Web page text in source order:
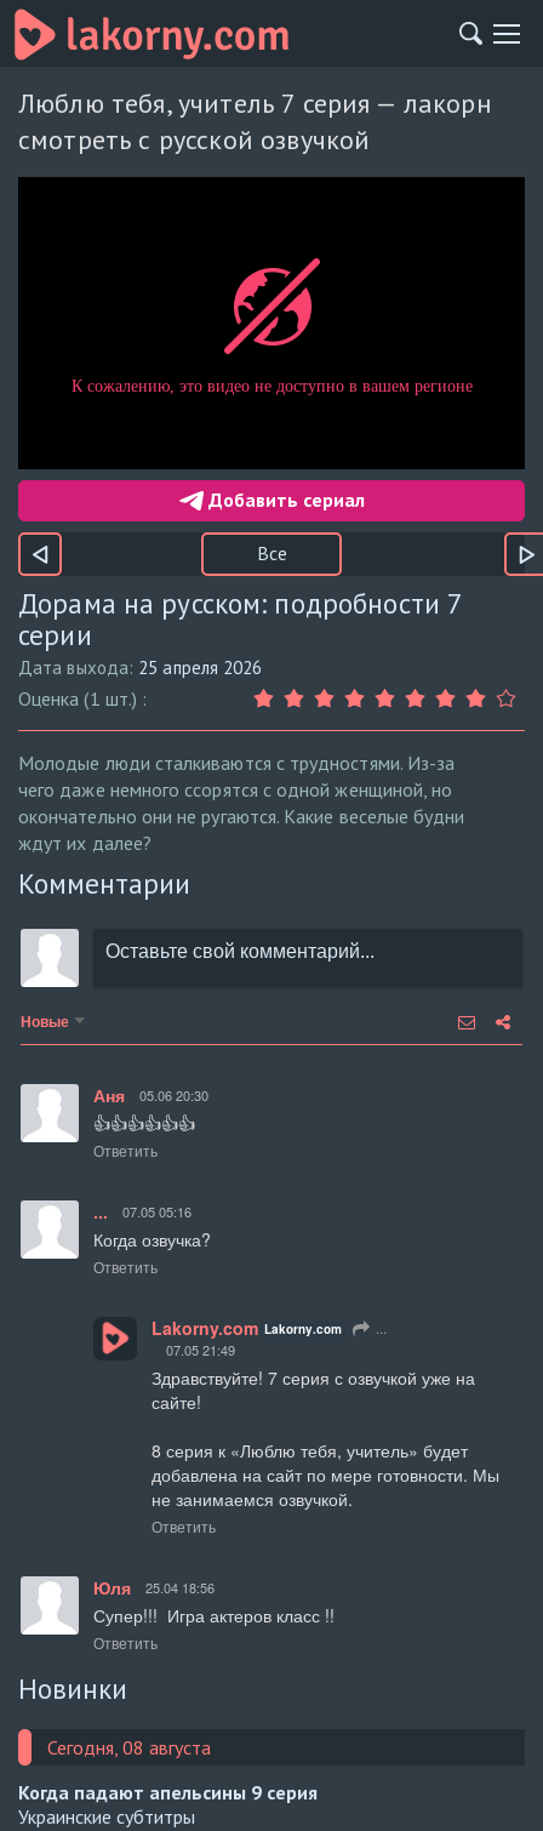
Люблю тебя, учитель 7 серия — лакорн
смотреть с русской озвучкой
Добавить сериал
Все
Дорама на русском: подробности 7
серии
Дата выхода: 25 апреля 2026
Оценка (1 шт.) :
Молодые люди сталкиваются с трудностями. Из-за
чего даже немного ссорятся с одной женщиной, но
окончательно они не ругаются. Какие веселые будни
ждут их далее?
Комментарии
Новые
Аня 05.06 20:30
👍👍👍👍👍👍
Ответить
... 07.05 05:16
Когда озвучка?
Ответить
Lakorny.com Lakorny.com
07.05 21:49
Здравствуйте! 7 серия с озвучкой уже на
сайте!
8 серия к «Люблю тебя, учитель» будет
добавлена на сайт по мере готовности. Мы
не занимаемся озвучкой.
Ответить
Юля 25.04 18:56
Супер!!!  Игра актеров класс !!
Ответить
Новинки
Сегодня, 08 августа
Когда падают апельсины 9 серия
Украинские субтитры